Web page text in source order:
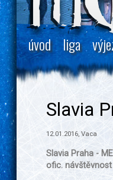
úvod liga
Slavia
12.01.2016, Vaca
Slavia Praha -
ofic.